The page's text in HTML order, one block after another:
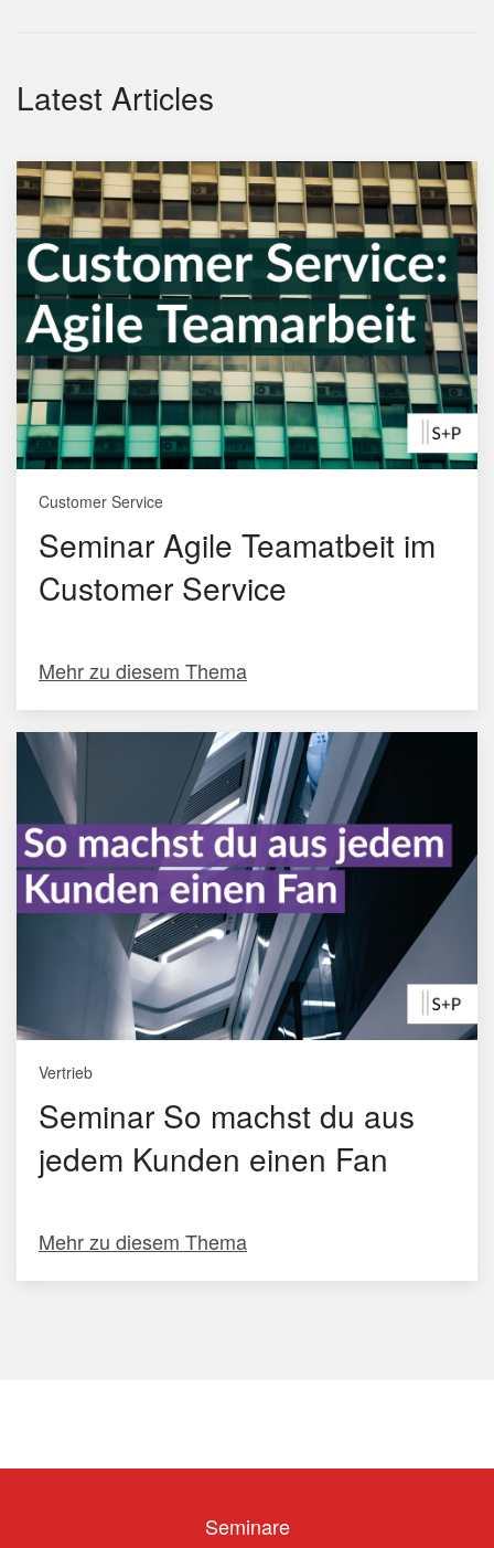
Latest Articles
Customer Service
Seminar Agile Teamatbeit im
Customer Service
Mehr zu diesem Thema
Vertrieb
Seminar So machst du aus
jedem Kunden einen Fan
Mehr zu diesem Thema
Seminare